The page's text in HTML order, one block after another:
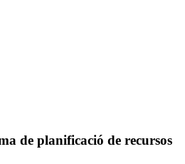
de planificació de recursos